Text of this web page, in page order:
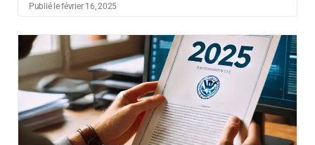
Publié le février 16, 2025